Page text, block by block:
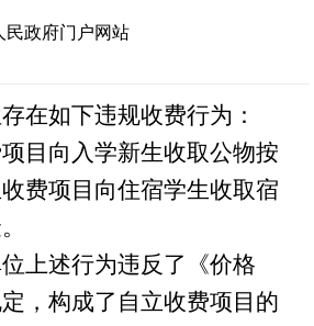
民政府门户网站
在如下违规收费行为：
项目向入学新生收取公物按
费项目向住宿学生收取宿
上述行为违反了《价格
，构成了自立收费项目的